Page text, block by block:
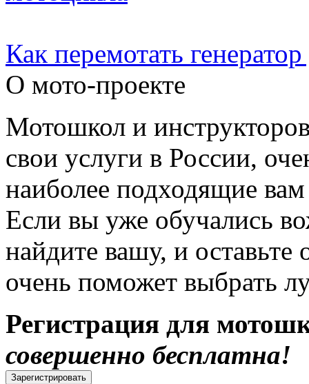
Как перемотать
О мото-проекте
Мотошкол и
свои услуги в России,
наиболее подходящие
Если вы уже обучались
найдите вашу, и
очень поможет выбрать
Регистрация для
совершенно бесплатна!
Зарегистрировать